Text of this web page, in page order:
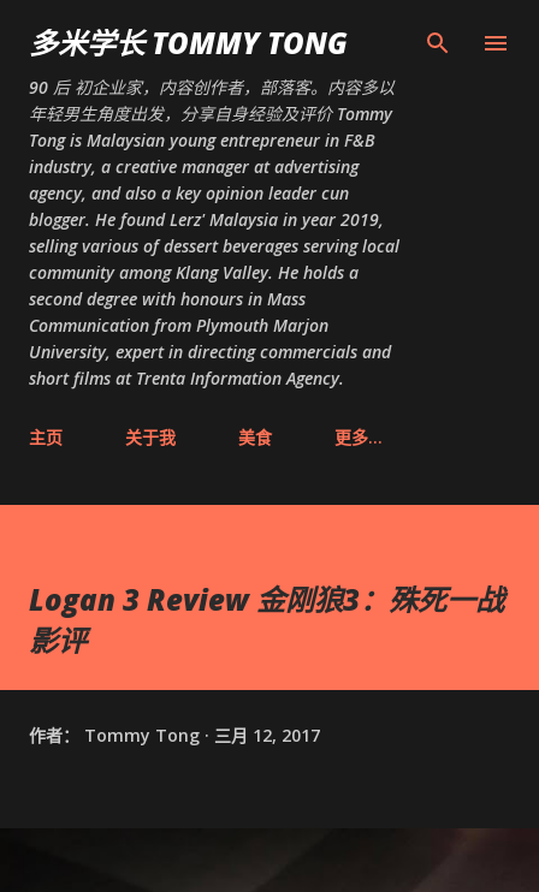
跳至主要内容
多米学长 TOMMY TONG
90 后 初企业家，内容创作者，部落客。内容多以
年轻男生角度出发，分享自身经验及评价 Tommy
Tong is Malaysian young entrepreneur in F&B
industry, a creative manager at advertising
agency, and also a key opinion leader cun
blogger. He found Lerz' Malaysia in year 2019,
selling various of dessert beverages serving local
community among Klang Valley. He holds a
second degree with honours in Mass
Communication from Plymouth Marjon
University, expert in directing commercials and
short films at Trenta Information Agency.
主页 关于我 美食 更多…
Logan 3 Review 金刚狼3：殊死一战
影评
作者： Tommy Tong 三月 12, 2017